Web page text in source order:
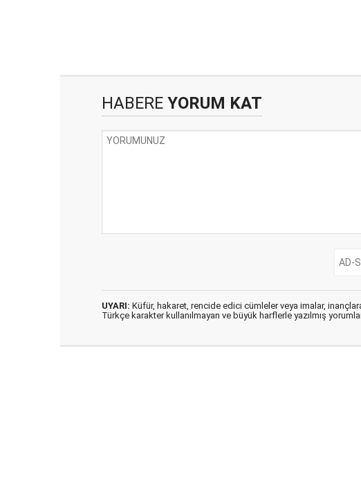
HABERE YORUM KAT
UYARI: Küfür, hakaret, rencide edici cümleler veya imalar,
Türkçe karakter kullanılmayan ve büyük harflerle yazılmış